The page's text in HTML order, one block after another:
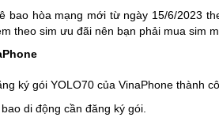
bao hòa mạng mới từ ngày 15/6/2023
theo sim ưu đãi nên bạn phải mua sim
ký gói YOLO70 của VinaPhone thành
di động cần đăng ký gói.